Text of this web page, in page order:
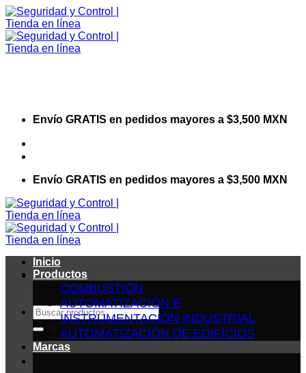
Saltar
al
contenido
Envío GRATIS en pedidos mayores a $3,500 MXN
Envío GRATIS en pedidos mayores a $3,500 MXN
Buscar
por:
Inicio
Productos
COMBUSTIÓN
AUTOMATIZACIÓN E
INSTRUMENTACIÓN INDUSTRIAL
AUTOMATIZACIÓN DE EDIFICIOS
Marcas